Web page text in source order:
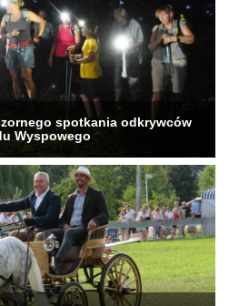
spotkania odkrywców
Wyspowego